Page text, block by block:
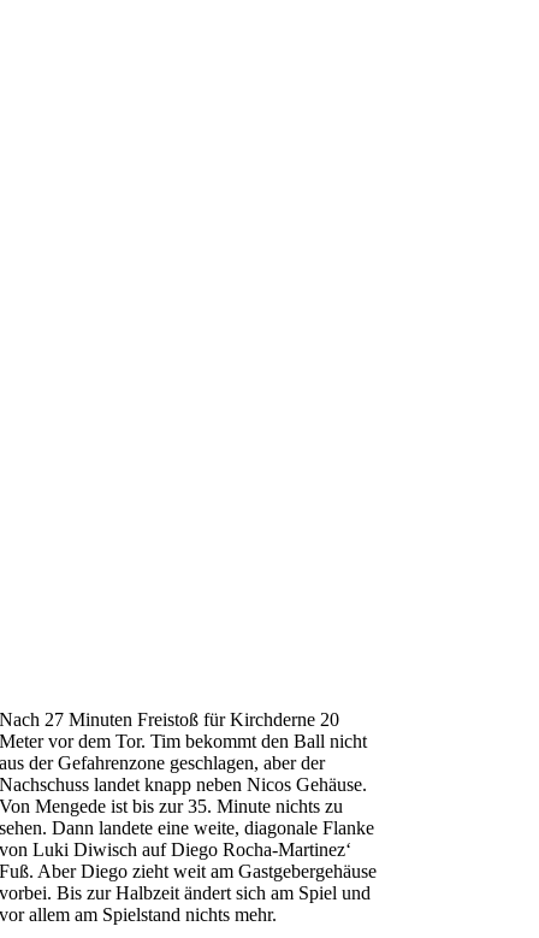
Nach 27 Minuten Freistoß für Kirchderne 20
Meter vor dem Tor. Tim bekommt den Ball nicht
aus der Gefahrenzone geschlagen, aber der
Nachschuss landet knapp neben Nicos Gehäuse.
Von Mengede ist bis zur 35. Minute nichts zu
sehen. Dann landete eine weite, diagonale Flanke
von Luki Diwisch auf Diego Rocha-Martinez‘
Fuß. Aber Diego zieht weit am Gastgebergehäuse
vorbei. Bis zur Halbzeit ändert sich am Spiel und
vor allem am Spielstand nichts mehr.